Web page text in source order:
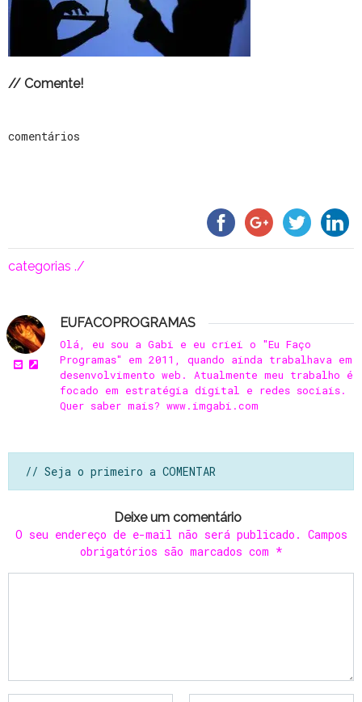
// Comente!
comentários
categorias ./
EUFACOPROGRAMAS
Olá, eu sou a Gabi e eu criei o "Eu Faço
Programas" em 2011, quando ainda trabalhava em
desenvolvimento web. Atualmente meu trabalho é
focado em estratégia digital e redes sociais.
Quer saber mais? www.imgabi.com
// Seja o primeiro a COMENTAR
Deixe um comentário
O seu endereço de e-mail não será publicado. Campos
obrigatórios são marcados com *